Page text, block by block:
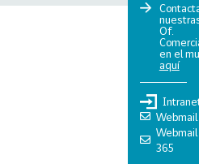
Of.
en el
aquí
Webmail
Webmail
365